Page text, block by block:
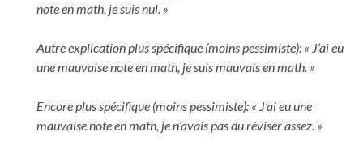
note en math, je suis nul. »
Autre explication plus spécifique (moins pessimiste): « J’ai eu
une mauvaise note en math, je suis mauvais en math. »
Encore plus spécifique (moins pessimiste): « J’ai eu une
mauvaise note en math, je n’avais pas du réviser assez. »